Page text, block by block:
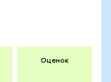
Оценок